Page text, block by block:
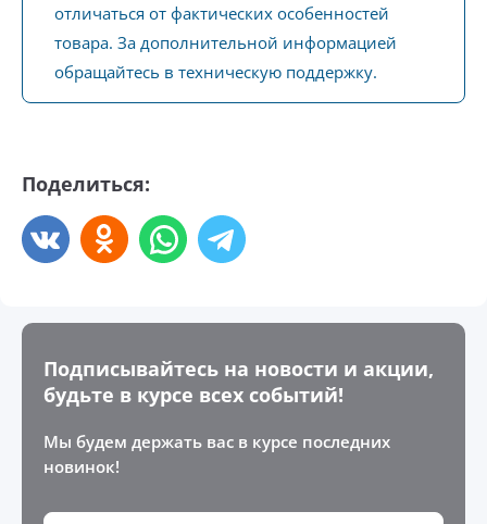
отличаться от фактических особенностей
товара. За дополнительной информацией
обращайтесь в техническую поддержку.
Поделиться:
Подписывайтесь на новости и акции,
будьте в курсе всех событий!
Мы будем держать вас в курсе последних
новинок!